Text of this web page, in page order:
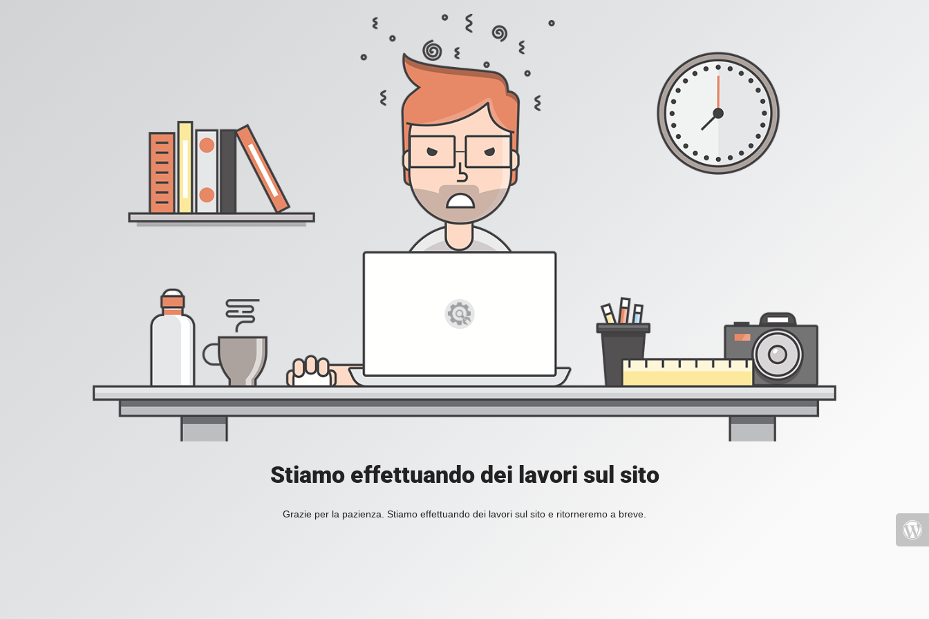
Stiamo effettuando dei lavori sul sito
Grazie per la pazienza. Stiamo effettuando dei lavori sul sito e ritorneremo a breve.